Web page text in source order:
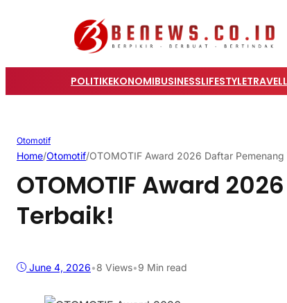
POLITIKEKONOMIBUSINESSLIFESTYLETRAVEL
Otomotif
Home/Otomotif/OTOMOTIF Award 2026 Daftar Pemenang
OTOMOTIF Award
Terbaik!
June 4, 2026•8 Views•9 Min read